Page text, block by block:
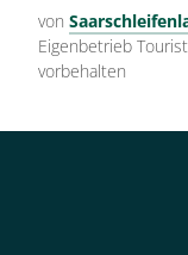
von
Eigenbetrieb
vorbehalten